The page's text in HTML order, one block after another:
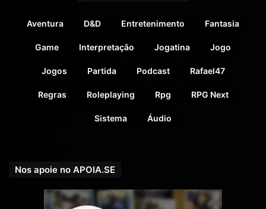
Aventura D&D Entretenimento Fantasia
Game Interpretação Jogatina Jogo
Jogos Partida Podcast Rafael47
Regras Roleplaying Rpg RPG Next
Sistema Áudio
Nos apoie no APOIA.SE